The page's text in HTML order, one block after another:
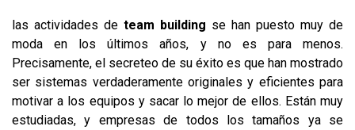
las actividades de team building se han puesto muy de
moda en los últimos años, y no es para menos.
Precisamente, el secreteo de su éxito es que han mostrado
ser sistemas verdaderamente originales y eficientes para
motivar a los equipos y sacar lo mejor de ellos. Están muy
estudiadas, y empresas de todos los tamaños ya se